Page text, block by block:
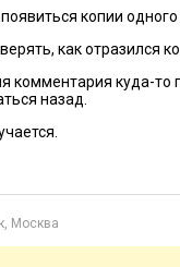
копии
как отразился
комментария куда-то
назад.
Москва